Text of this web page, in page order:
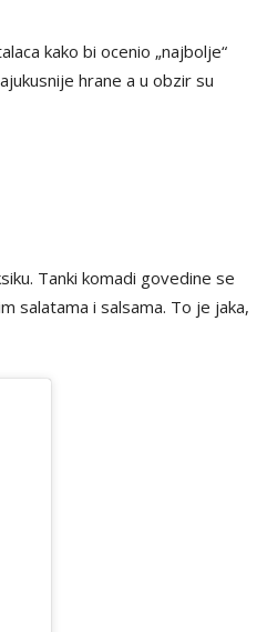
kako bi ocenio „najbolje“
hrane a u obzir su
Tanki komadi govedine se
salatama i salsama. To je jaka,